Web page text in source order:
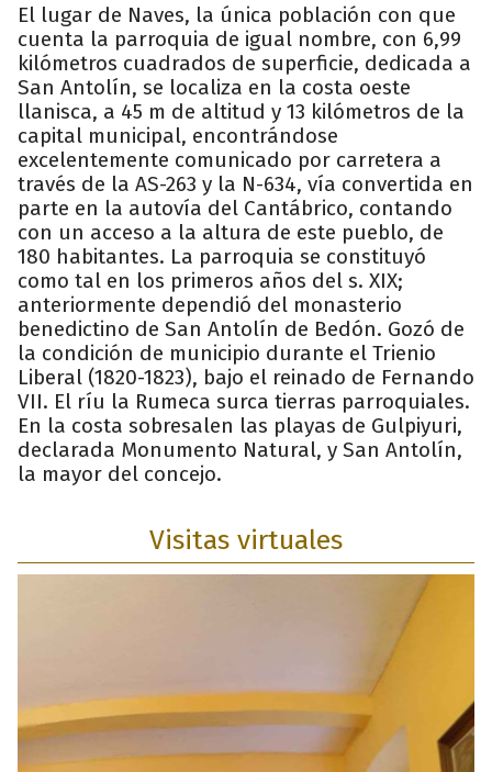
El lugar de Naves, la única población con que
cuenta la parroquia de igual nombre, con 6,99
kilómetros cuadrados de superficie, dedicada a
San Antolín, se localiza en la costa oeste
llanisca, a 45 m de altitud y 13 kilómetros de la
capital municipal, encontrándose
excelentemente comunicado por carretera a
través de la AS-263 y la N-634, vía convertida en
parte en la autovía del Cantábrico, contando
con un acceso a la altura de este pueblo, de
180 habitantes. La parroquia se constituyó
como tal en los primeros años del s. XIX;
anteriormente dependió del monasterio
benedictino de San Antolín de Bedón. Gozó de
la condición de municipio durante el Trienio
Liberal (1820-1823), bajo el reinado de Fernando
VII. El ríu la Rumeca surca tierras parroquiales.
En la costa sobresalen las playas de Gulpiyuri,
declarada Monumento Natural, y San Antolín,
la mayor del concejo.
Visitas virtuales